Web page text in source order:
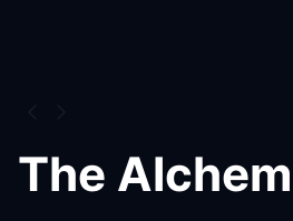
The